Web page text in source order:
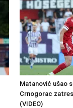
Matanović ušao
Crnogorac
(VIDEO)